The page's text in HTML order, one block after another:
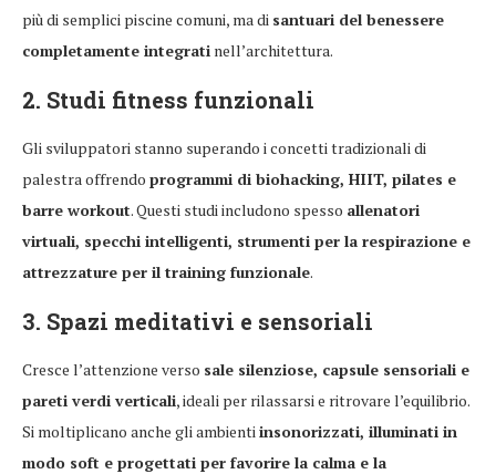
più di semplici piscine comuni, ma di santuari del benessere
completamente integrati nell’architettura.
2. Studi fitness funzionali
Gli sviluppatori stanno superando i concetti tradizionali di
palestra offrendo programmi di biohacking, HIIT, pilates e
barre workout. Questi studi includono spesso allenatori
virtuali, specchi intelligenti, strumenti per la respirazione e
attrezzature per il training funzionale.
3. Spazi meditativi e sensoriali
Cresce l’attenzione verso sale silenziose, capsule sensoriali e
pareti verdi verticali, ideali per rilassarsi e ritrovare l’equilibrio.
Si moltiplicano anche gli ambientiinsonorizzati, illuminati in
modo soft e progettati per favorire la calma e la